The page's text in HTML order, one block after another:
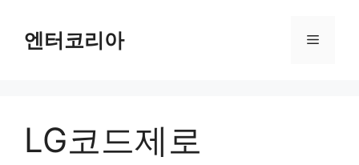
엔터코리아 메
LG코드제로